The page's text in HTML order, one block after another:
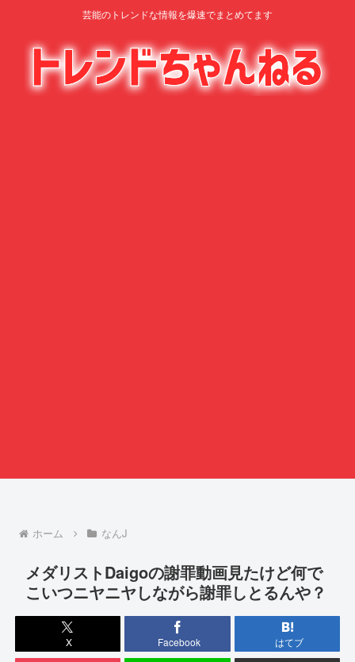
芸能のトレンドな情報を爆速でまとめてます
ホーム なんJ
メダリストDaigoの謝罪動画見たけど何で
こいつニヤニヤしながら謝罪しとるんや？
X Facebook はてブ